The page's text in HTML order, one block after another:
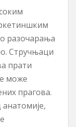
разочарања
Стручњаци
прати
може
прагова.